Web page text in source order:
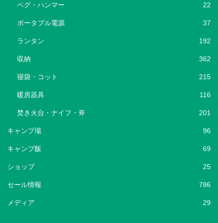
ペグ・ハンマー 22
ポータブル電源 37
ランタン 192
収納 362
寝袋・コット 215
暖房器具 116
焚き火台・ナイフ・斧 201
キャンプ場 96
キャンプ飯 69
ショップ 25
セール情報 786
メディア 29